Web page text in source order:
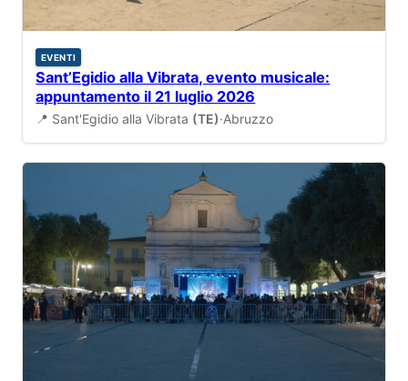
EVENTI
Sant’Egidio alla Vibrata, evento musicale:
appuntamento il 21 luglio 2026
📍 Sant'Egidio alla Vibrata (TE)·Abruzzo